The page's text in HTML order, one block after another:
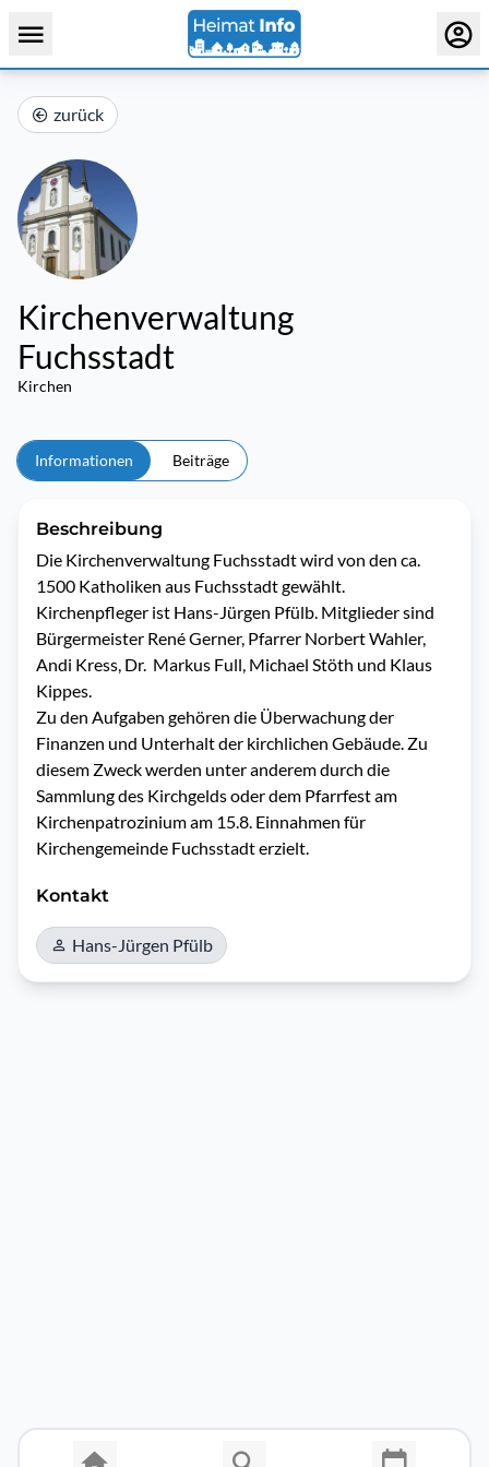
zurück
Kirchenverwaltung
Fuchsstadt
Kirchen
Informationen Beiträge
Beschreibung
Die Kirchenverwaltung Fuchsstadt wird von den ca.
1500 Katholiken aus Fuchsstadt gewählt.
Kirchenpfleger ist Hans-Jürgen Pfülb. Mitglieder sind
Bürgermeister René Gerner, Pfarrer Norbert Wahler,
Andi Kress, Dr.  Markus Full, Michael Stöth und Klaus
Kippes.
Zu den Aufgaben gehören die Überwachung der
Finanzen und Unterhalt der kirchlichen Gebäude. Zu
diesem Zweck werden unter anderem durch die
Sammlung des Kirchgelds oder dem Pfarrfest am
Kirchenpatrozinium am 15.8. Einnahmen für
Kirchengemeinde Fuchsstadt erzielt.
Kontakt
Hans-Jürgen Pfülb